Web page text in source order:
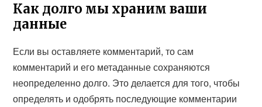
Как долго мы храним ваши
данные
Если вы оставляете комментарий, то сам
комментарий и его метаданные сохраняются
неопределенно долго. Это делается для того, чтобы
определять и одобрять последующие комментарии